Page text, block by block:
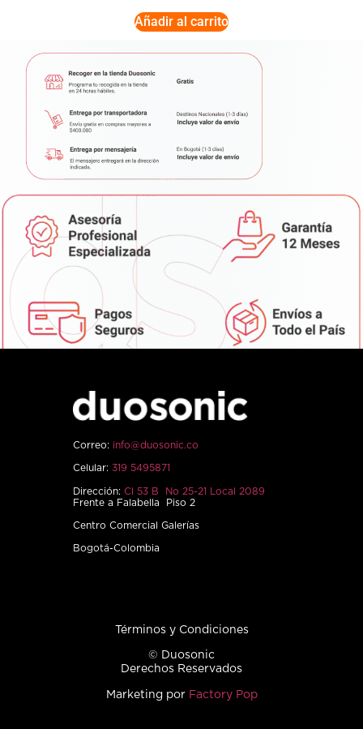
Añadir al carrito
Correo: info@duosonic.co
Celular: 319 5495871
Dirección: Cl 53 B No 25-21 Local 2089
Frente a Falabella Piso 2
Centro Comercial Galerías
Bogotá-Colombia
Términos y Condiciones
© Duosonic
Derechos Reservados
Marketing por Factory Pop